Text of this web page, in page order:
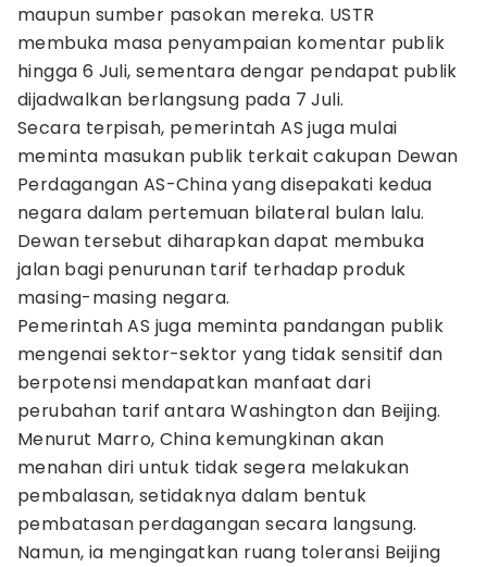
maupun sumber pasokan mereka. USTR
membuka masa penyampaian komentar publik
hingga 6 Juli, sementara dengar pendapat publik
dijadwalkan berlangsung pada 7 Juli.
Secara terpisah, pemerintah AS juga mulai
meminta masukan publik terkait cakupan Dewan
Perdagangan AS-China yang disepakati kedua
negara dalam pertemuan bilateral bulan lalu.
Dewan tersebut diharapkan dapat membuka
jalan bagi penurunan tarif terhadap produk
masing-masing negara.
Pemerintah AS juga meminta pandangan publik
mengenai sektor-sektor yang tidak sensitif dan
berpotensi mendapatkan manfaat dari
perubahan tarif antara Washington dan Beijing.
Menurut Marro, China kemungkinan akan
menahan diri untuk tidak segera melakukan
pembalasan, setidaknya dalam bentuk
pembatasan perdagangan secara langsung.
Namun, ia mengingatkan ruang toleransi Beijing